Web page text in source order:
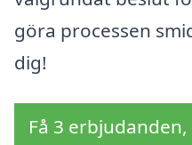
göra processen
dig!
Få 3